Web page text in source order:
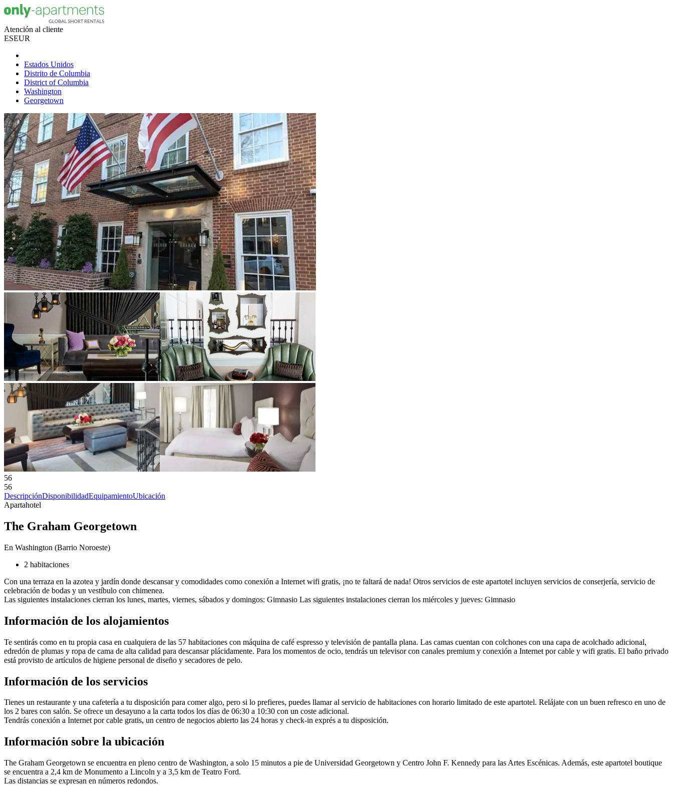
Atención al cliente
ESEUR
Estados Unidos
Distrito de Columbia
District of Columbia
Washington
Georgetown
56
56
DescripciónDisponibilidadEquipamientoUbicación
Apartahotel
The Graham Georgetown
En Washington (Barrio Noroeste)
2 habitaciones
Con una terraza en la azotea y jardín donde descansar y comodidades como conexión a Internet wifi gratis, ¡no te faltará de nada! Otros servicios de este apartotel incluyen servicios de conserjería, servicio de
celebración de bodas y un vestíbulo con chimenea.
Las siguientes instalaciones cierran los lunes, martes, viernes, sábados y domingos: Gimnasio Las siguientes instalaciones cierran los miércoles y jueves: Gimnasio
Información de los alojamientos
Te sentirás como en tu propia casa en cualquiera de las 57 habitaciones con máquina de café espresso y televisión de pantalla plana. Las camas cuentan con colchones con una capa de acolchado adicional,
edredón de plumas y ropa de cama de alta calidad para descansar plácidamente. Para los momentos de ocio, tendrás un televisor con canales premium y conexión a Internet por cable y wifi gratis. El baño privado
está provisto de artículos de higiene personal de diseño y secadores de pelo.
Información de los servicios
Tienes un restaurante y una cafetería a tu disposición para comer algo, pero si lo prefieres, puedes llamar al servicio de habitaciones con horario limitado de este apartotel. Relájate con un buen refresco en uno de
los 2 bares con salón. Se ofrece un desayuno a la carta todos los días de 06:30 a 10:30 con un coste adicional.
Tendrás conexión a Internet por cable gratis, un centro de negocios abierto las 24 horas y check-in exprés a tu disposición.
Información sobre la ubicación
The Graham Georgetown se encuentra en pleno centro de Washington, a solo 15 minutos a pie de Universidad Georgetown y Centro John F. Kennedy para las Artes Escénicas. Además, este apartotel boutique
se encuentra a 2,4 km de Monumento a Lincoln y a 3,5 km de Teatro Ford.
Las distancias se expresan en números redondos.